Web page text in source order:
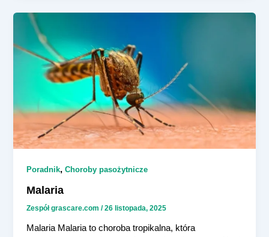
Poradnik,Choroby pasożytnicze
Malaria
Zespół grascare.com/26 listopada, 2025
Malaria Malaria to choroba tropikalna, która